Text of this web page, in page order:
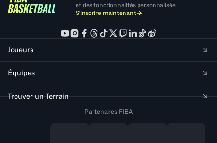
et des fonctionnalités personnalisée
S'inscrire maintenant
Joueurs
Équipes
Trouver un Terrain
Partenaires FIBA